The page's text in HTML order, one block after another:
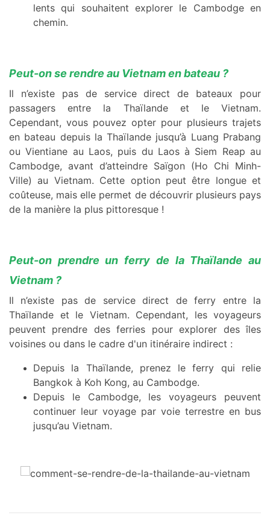
lents qui souhaitent explorer le Cambodge en
chemin.
Peut-on se rendre au Vietnam en bateau ?
Il n’existe pas de service direct de bateaux pour
passagers entre la Thaïlande et le Vietnam.
Cependant, vous pouvez opter pour plusieurs trajets
en bateau depuis la Thaïlande jusqu’à Luang Prabang
ou Vientiane au Laos, puis du Laos à Siem Reap au
Cambodge, avant d’atteindre Saïgon (Ho Chi Minh-
Ville) au Vietnam. Cette option peut être longue et
coûteuse, mais elle permet de découvrir plusieurs pays
de la manière la plus pittoresque !
Peut-on prendre un ferry de la Thaïlande au
Vietnam ?
Il n’existe pas de service direct de ferry entre la
Thaïlande et le Vietnam. Cependant, les voyageurs
peuvent prendre des ferries pour explorer des îles
voisines ou dans le cadre d'un itinéraire indirect :
Depuis la Thaïlande, prenez le ferry qui relie
Bangkok à Koh Kong, au Cambodge.
Depuis le Cambodge, les voyageurs peuvent
continuer leur voyage par voie terrestre en bus
jusqu’au Vietnam.